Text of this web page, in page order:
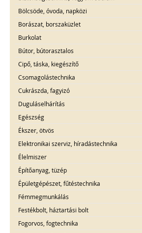
Bölcsöde, óvoda, napközi
Borászat, borszaküzlet
Burkolat
Bútor, bútorasztalos
Cipő, táska, kiegészítő
Csomagolástechnika
Cukrászda, fagyizó
Duguláselhárítás
Egészség
Ékszer, ötvös
Elektronikai szerviz, híradástechnika
Élelmiszer
Építőanyag, tüzép
Épületgépészet, fűtéstechnika
Fémmegmunkálás
Festékbolt, háztartási bolt
Fogorvos, fogtechnika